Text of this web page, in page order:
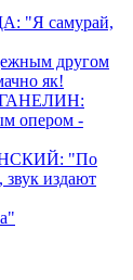
"Я самурай,
другом
як!
ГАНЕЛИН:
опером -
"По
звук издают